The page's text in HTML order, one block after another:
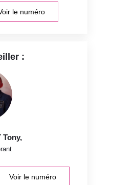
le numéro
:
Tony,
Voir le numéro